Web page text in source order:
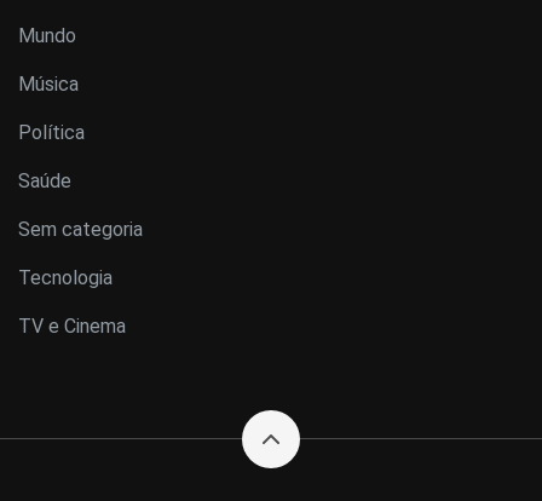
Mundo
Música
Política
Saúde
Sem categoria
Tecnologia
TV e Cinema